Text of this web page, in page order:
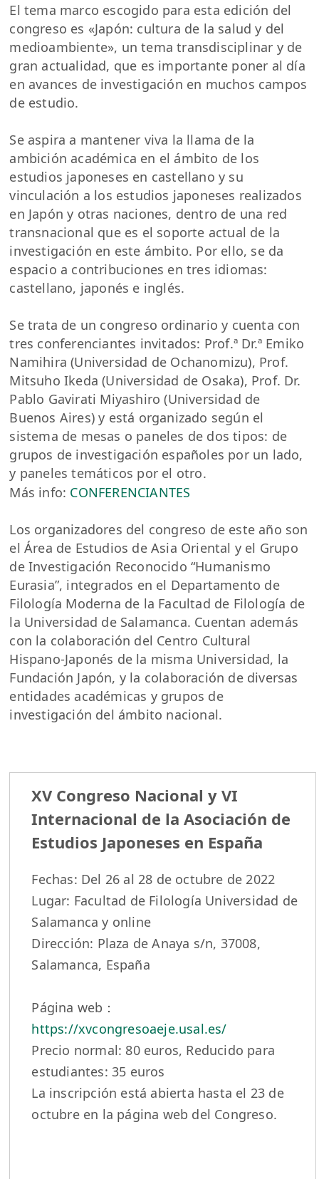
El tema marco escogido para esta edición del
congreso es «Japón: cultura de la salud y del
medioambiente», un tema transdisciplinar y de
gran actualidad, que es importante poner al día
en avances de investigación en muchos campos
de estudio.
Se aspira a mantener viva la llama de la
ambición académica en el ámbito de los
estudios japoneses en castellano y su
vinculación a los estudios japoneses realizados
en Japón y otras naciones, dentro de una red
transnacional que es el soporte actual de la
investigación en este ámbito. Por ello, se da
espacio a contribuciones en tres idiomas:
castellano, japonés e inglés.
Se trata de un congreso ordinario y cuenta con
tres conferenciantes invitados: Prof.ª Dr.ª Emiko
Namihira (Universidad de Ochanomizu), Prof.
Mitsuho Ikeda (Universidad de Osaka), Prof. Dr.
Pablo Gavirati Miyashiro (Universidad de
Buenos Aires) y está organizado según el
sistema de mesas o paneles de dos tipos: de
grupos de investigación españoles por un lado,
y paneles temáticos por el otro.
Más info: CONFERENCIANTES
Los organizadores del congreso de este año son
el Área de Estudios de Asia Oriental y el Grupo
de Investigación Reconocido “Humanismo
Eurasia”, integrados en el Departamento de
Filología Moderna de la Facultad de Filología de
la Universidad de Salamanca. Cuentan además
con la colaboración del Centro Cultural
Hispano-Japonés de la misma Universidad, la
Fundación Japón, y la colaboración de diversas
entidades académicas y grupos de
investigación del ámbito nacional.
XV Congreso Nacional y VI
Internacional de la Asociación de
Estudios Japoneses en España
Fechas: Del 26 al 28 de octubre de 2022
Lugar: Facultad de Filología Universidad de
Salamanca y online
Dirección: Plaza de Anaya s/n, 37008,
Salamanca, España
Página web：
https://xvcongresoaeje.usal.es/
Precio normal: 80 euros, Reducido para
estudiantes: 35 euros
La inscripción está abierta hasta el 23 de
octubre en la página web del Congreso.